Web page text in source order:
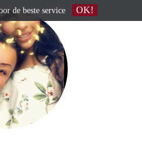
de beste service OK!